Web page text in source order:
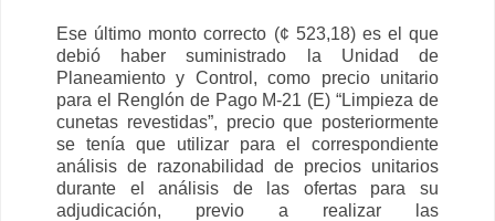
Ese último monto correcto (¢ 523,18) es el que
debió haber suministrado la Unidad de
Planeamiento y Control, como precio unitario
para el Renglón de Pago M-21 (E) “Limpieza de
cunetas revestidas”, precio que posteriormente
se tenía que utilizar para el correspondiente
análisis de razonabilidad de precios unitarios
durante el análisis de las ofertas para su
adjudicación, previo a realizar las